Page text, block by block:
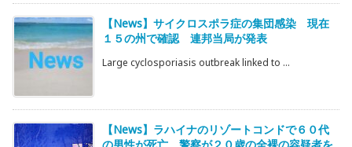
【News】サイクロスポラ症の集団感染 現在
１５の州で確認 連邦当局が発表
Large cyclosporiasis outbreak linked to ...
【News】ラハイナのリゾートコンドで６０代